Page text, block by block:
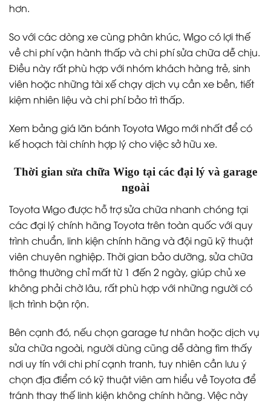
hơn.
So với các dòng xe cùng phân khúc, Wigo có lợi thế
về chi phí vận hành thấp và chi phí sửa chữa dễ chịu.
Điều này rất phù hợp với nhóm khách hàng trẻ, sinh
viên hoặc những tài xế chạy dịch vụ cần xe bền, tiết
kiệm nhiên liệu và chi phí bảo trì thấp.
Xem bảng giá lăn bánh Toyota Wigo mới nhất để có
kế hoạch tài chính hợp lý cho việc sở hữu xe.
Thời gian sửa chữa Wigo tại các đại lý và garage
ngoài
Toyota Wigo được hỗ trợ sửa chữa nhanh chóng tại
các đại lý chính hãng Toyota trên toàn quốc với quy
trình chuẩn, linh kiện chính hãng và đội ngũ kỹ thuật
viên chuyên nghiệp. Thời gian bảo dưỡng, sửa chữa
thông thường chỉ mất từ 1 đến 2 ngày, giúp chủ xe
không phải chờ lâu, rất phù hợp với những người có
lịch trình bận rộn.
Bên cạnh đó, nếu chọn garage tư nhân hoặc dịch vụ
sửa chữa ngoài, người dùng cũng dễ dàng tìm thấy
nơi uy tín với chi phí cạnh tranh, tuy nhiên cần lưu ý
chọn địa điểm có kỹ thuật viên am hiểu về Toyota để
tránh thay thế linh kiện không chính hãng. Việc này